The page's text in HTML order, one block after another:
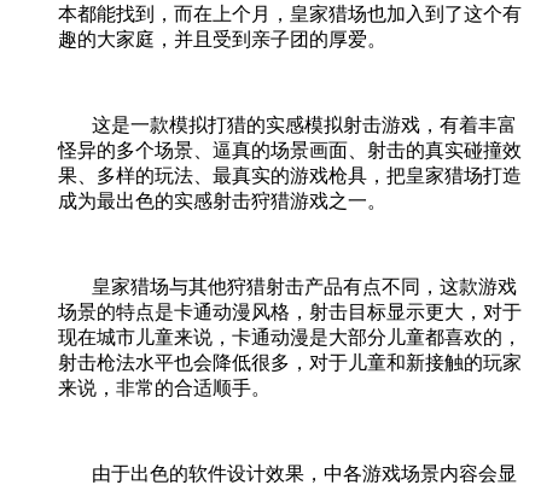
本都能找到，而在上个月，皇家猎场也加入到了这个有
趣的大家庭，并且受到亲子团的厚爱。
这是一款模拟打猎的实感模拟射击游戏，有着丰富
怪异的多个场景、逼真的场景画面、射击的真实碰撞效
果、多样的玩法、最真实的游戏枪具，把皇家猎场打造
成为最出色的实感射击狩猎游戏之一。
皇家猎场与其他狩猎射击产品有点不同，这款游戏
场景的特点是卡通动漫风格，射击目标显示更大，对于
现在城市儿童来说，卡通动漫是大部分儿童都喜欢的，
射击枪法水平也会降低很多，对于儿童和新接触的玩家
来说，非常的合适顺手。
由于出色的软件设计效果，中各游戏场景内容会显